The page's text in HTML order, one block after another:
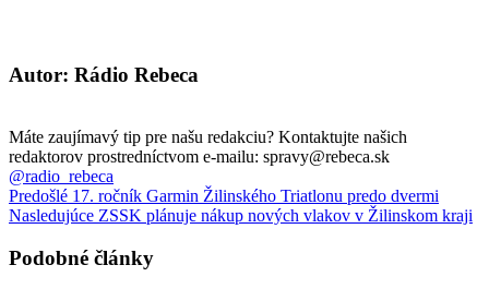
Autor: Rádio Rebeca
Máte zaujímavý tip pre našu redakciu? Kontaktujte našich
redaktorov prostredníctvom e-mailu: spravy@rebeca.sk
@radio_rebeca
Predošlé 17. ročník Garmin Žilinského Triatlonu predo dvermi
Nasledujúce ZSSK plánuje nákup nových vlakov v Žilinskom kraji
Podobné články